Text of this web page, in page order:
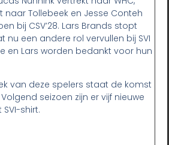
naar Tollebeek en Jesse Conteh
bij CSV’28. Lars Brands stopt
nu een andere rol vervullen bij SVI
en Lars worden bedankt voor hun
van deze spelers staat de komst
seizoen zijn er vijf nieuwe
shirt.